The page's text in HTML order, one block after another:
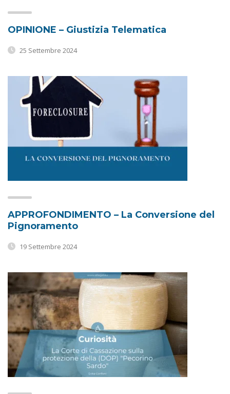
OPINIONE – Giustizia Telematica
25 Settembre 2024
APPROFONDIMENTO – La Conversione del
Pignoramento
19 Settembre 2024